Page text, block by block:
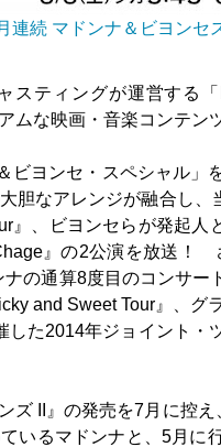
連続 マドンナ＆ビヨンセ
スティングが運営する
ムな映画・音楽コンテン
ビヨンセ・スペシャル
胆なアレンジが融合し
』、ビヨンセらが発起人
』の2公演を放送！
の通算8度目のコンサ
and Sweet Tour』、
た2014年ジョイント・
ズ II』の発売を7月に控
いるマドンナと、5月に